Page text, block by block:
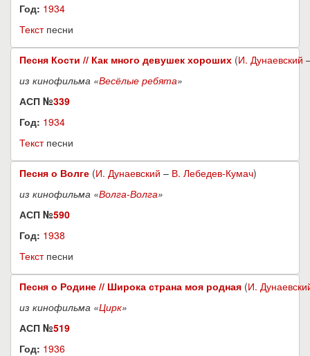
Год: 1934
Текстпесни
Песня Кости // Как много девушек хороших (И. Дунаевский
из кинофильма «Весёлые ребята»
АСП №339
Год: 1934
Текстпесни
Песня о Волге (И. Дунаевский – В. Лебедев-Кумач)
из кинофильма «Волга-Волга»
АСП №590
Год: 1938
Текстпесни
Песня о Родине // Широка страна моя родная (И.
из кинофильма «Цирк»
АСП №519
Год: 1936